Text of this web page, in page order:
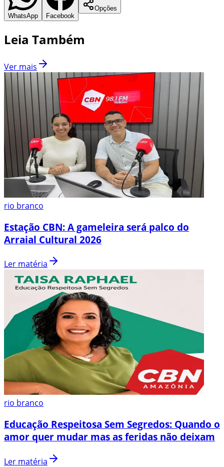
WhatsApp Facebook
Opções
Leia Também
Ver mais
rio branco
Estação CBN: A gameleira será palco do
Arraial Cultural 2026
Ler matéria
rio branco
Educação Respeitosa Sem Segredos: Quando o
amor quer mudar mas as feridas não deixam
Ler matéria